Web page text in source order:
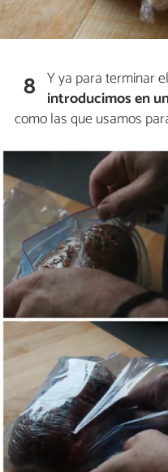
8 Y ya para terminar
introducimos en
como las que usamos